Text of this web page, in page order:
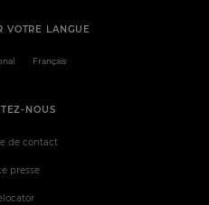
VOTRE LANGUE
Français
NOUS
de contact
presse